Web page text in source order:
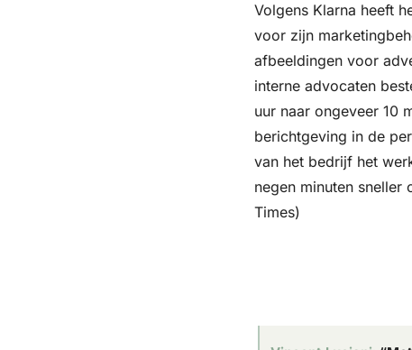
Volgens Klarna heeft
voor zijn
afbeeldingen voor
interne advocaten
uur naar ongeveer 10
berichtgeving in de
van het bedrijf het
negen minuten sneller
Times)